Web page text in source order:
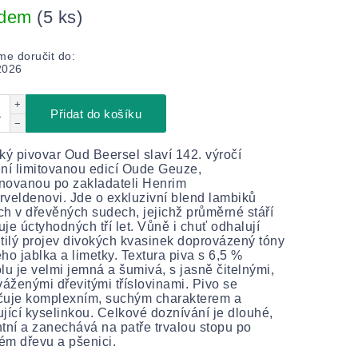
(5 ks)
doručit do:
+
−
Přidat do košíku
pivovar Oud Beersel slaví 142. výročí
limitovanou edicí Oude Geuze,
po zakladateli Henrim
Jde o exkluzivní blend lambiků
v dřevěných sudech, jejichž průměrné stáří
úctyhodných tří let. Vůně i chuť odhalují
projev divokých kvasinek doprovázený tóny
jablka a limetky. Textura piva s 6,5 %
je velmi jemná a šumivá, s jasně čitelnými,
dřevitými tříslovinami. Pivo se
komplexním, suchým charakterem a
kyselinkou. Celkové doznívání je dlouhé,
a zanechává na patře trvalou stopu po
dřevu a pšenici.